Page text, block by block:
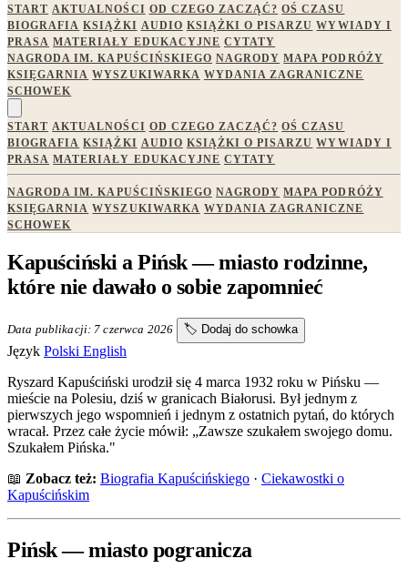
START AKTUALNOŚCI OD CZEGO ZACZĄĆ? OŚ CZASU
BIOGRAFIA KSIĄŻKI AUDIO KSIĄŻKI O PISARZU WYWIADY I
PRASA MATERIAŁY EDUKACYJNE CYTATY
NAGRODA IM. KAPUŚCIŃSKIEGO NAGRODY MAPA PODRÓŻY
KSIĘGARNIA WYSZUKIWARKA WYDANIA ZAGRANICZNE
SCHOWEK
START AKTUALNOŚCI OD CZEGO ZACZĄĆ? OŚ CZASU
BIOGRAFIA KSIĄŻKI AUDIO KSIĄŻKI O PISARZU WYWIADY I
PRASA MATERIAŁY EDUKACYJNE CYTATY
NAGRODA IM. KAPUŚCIŃSKIEGO NAGRODY MAPA PODRÓŻY
KSIĘGARNIA WYSZUKIWARKA WYDANIA ZAGRANICZNE
SCHOWEK
Kapuściński a Pińsk — miasto rodzinne,
które nie dawało o sobie zapomnieć
Data publikacji: 7 czerwca 2026 🏷️ Dodaj do schowka
Język Polski English
Ryszard Kapuściński urodził się 4 marca 1932 roku w Pińsku —
mieście na Polesiu, dziś w granicach Białorusi. Był jednym z
pierwszych jego wspomnień i jednym z ostatnich pytań, do których
wracał. Przez całe życie mówił: „Zawsze szukałem swojego domu.
Szukałem Pińska."
📖 Zobacz też: Biografia Kapuścińskiego · Ciekawostki o
Kapuścińskim
Pińsk — miasto pogranicza